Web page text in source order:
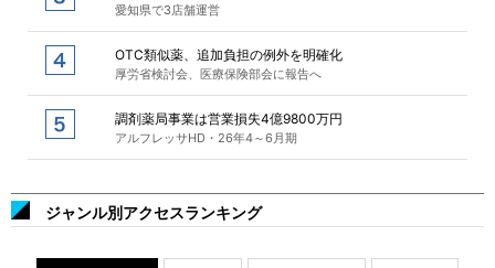
愛知県で3店舗運営
OTC類似薬、追加負担の例外を明確化
厚労省検討会、医療保険部会に報告へ
調剤薬局事業は営業損失4億9800万円
アルフレッサHD・26年4～6月期
ジャンル別アクセスランキング